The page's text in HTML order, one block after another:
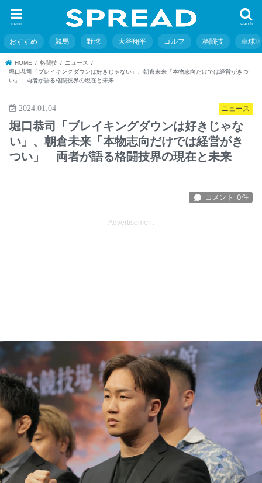
search
menu
おすすめ 競馬 野球 大谷翔平 ゴルフ 格闘技 卓球
HOME 格闘技
ニュース
堀口恭司「ブレイキングダウンは好きじゃない」、朝倉未来「本物志向だけでは経営がきつ
い」 両者が語る格闘技界の現在と未来
ニュース
2024.01.04
堀口恭司「ブレイキングダウンは好きじゃな
い」、朝倉未来「本物志向だけでは経営がき
つい」 両者が語る格闘技界の現在と未来
Advertisement